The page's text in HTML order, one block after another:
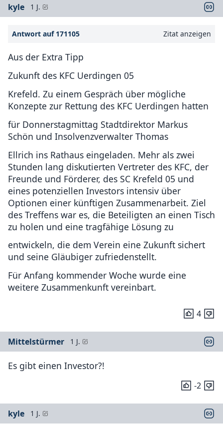
kyle 1 J.
Antwort auf 171105 Zitat anzeigen
Aus der Extra Tipp
Zukunft des KFC Uerdingen 05
Krefeld. Zu einem Gespräch über mögliche
Konzepte zur Rettung des KFC Uerdingen hatten
für Donnerstagmittag Stadtdirektor Markus
Schön und Insolvenzverwalter Thomas
Ellrich ins Rathaus eingeladen. Mehr als zwei
Stunden lang diskutierten Vertreter des KFC, der
Freunde und Förderer, des SC Krefeld 05 und
eines potenziellen Investors intensiv über
Optionen einer künftigen Zusammenarbeit. Ziel
des Treffens war es, die Beteiligten an einen Tisch
zu holen und eine tragfähige Lösung zu
entwickeln, die dem Verein eine Zukunft sichert
und seine Gläubiger zufriedenstellt.
Für Anfang kommender Woche wurde eine
weitere Zusammenkunft vereinbart.
4
Mittelstürmer 1 J.
Es gibt einen Investor?!
-2
kyle 1 J.